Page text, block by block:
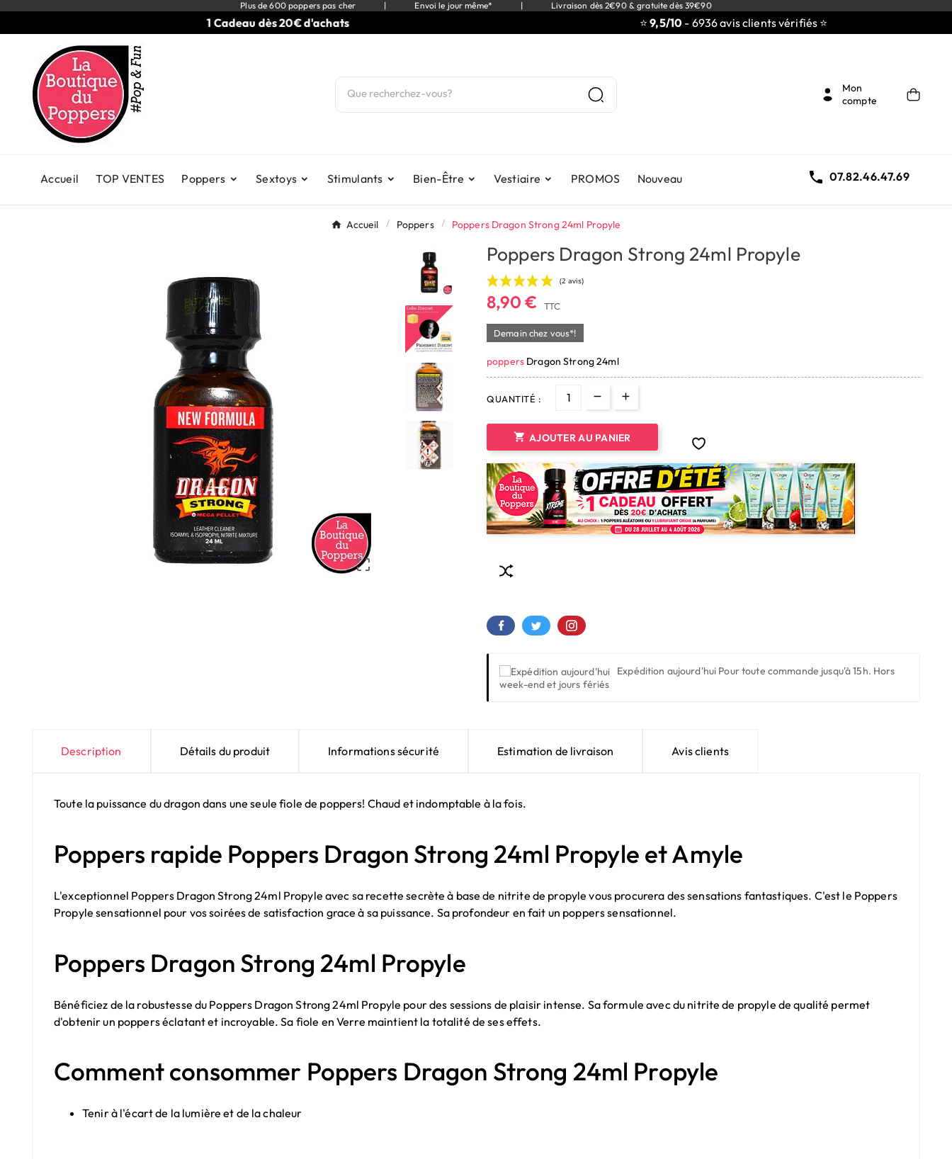
Plus de 600 poppers pas cher | Envoi le jour même* | Livraison dès 2€90 & gratuite dès 39€90
1 Cadeau dès 20€ d'achats 9,5/10- 6936 avis clients vérifiés ⭐
Mon
compte
Accueil TOP VENTES Poppers Sextoys Stimulants Bien-Être Vestiaire PROMOS Nouveau  07.82.46.47.69
Accueil Poppers Poppers Dragon Strong 24ml Propyle

Poppers Dragon Strong 24ml Propyle
8,90 € TTC
Demain chez vous*!
poppersDragon Strong 24ml
QUANTITÉ :
 AJOUTER AU PANIER
Expédition aujourd'hui Pour toute commande jusqu'à 15h. Hors
week-end et jours fériés
Description Détails du produit Informations sécurité Estimation de livraison Avis clients
Toute la puissance du dragon dans une seule fiole de poppers! Chaud et indomptable à la fois.
Poppers rapide Poppers Dragon Strong 24ml Propyle et Amyle
L'exceptionnel Poppers Dragon Strong 24ml Propyle avec sa recette secrète à base de nitrite de propyle vous procurera des sensations fantastiques. C'est le Poppers
Propyle sensationnel pour vos soirées de satisfaction grace à sa puissance. Sa profondeur en fait un poppers sensationnel.
Poppers Dragon Strong 24ml Propyle
Bénéficiez de la robustesse du Poppers Dragon Strong 24ml Propyle pour des sessions de plaisir intense. Sa formule avec du nitrite de propyle de qualité permet
d'obtenir un poppers éclatant et incroyable. Sa fiole en Verre maintient la totalité de ses effets.
Comment consommer Poppers Dragon Strong 24ml Propyle
Tenir à l'écart de la lumière et de la chaleur